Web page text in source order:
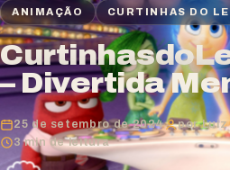
ANIMAÇÃO CURTINHAS DO
– Divertida
25 de setembro de 2024
por Luiz
3 min de leitura